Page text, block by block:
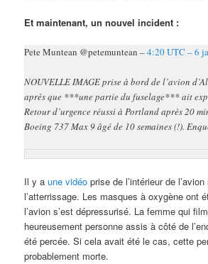
Et maintenant, un nouvel incident :
Pete Muntean @petemuntean –4:20 UTC – 6
NOUVELLE IMAGE prise à bord de l’avion
après que ***une partie du fuselage*** ait
Retour d’urgence réussi à Portland après 20
Boeing 737 Max 9 âgé de 10 semaines (!).
Il y aune vidéo prise de l’intérieur de
l’atterrissage. Les masques à oxygène ont
l’avion s’est dépressurisé. La femme qui
heureusement personne assis à côté de
été percée. Si cela avait été le cas, cette
probablement morte.